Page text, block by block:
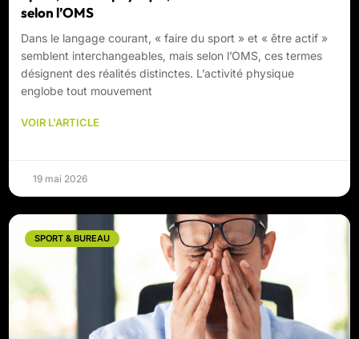
selon l’OMS
Dans le langage courant, « faire du sport » et « être actif »
semblent interchangeables, mais selon l’OMS, ces termes
désignent des réalités distinctes. L’activité physique
englobe tout mouvement
VOIR L'ARTICLE
19 mai 2026
SPORT & BUREAU